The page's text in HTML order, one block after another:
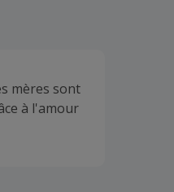
mères sont
à l'amour